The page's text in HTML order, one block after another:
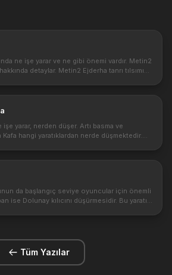
ne işe yarar ve ne gibi önemi vardır. Metin2
detaylar. Metin2 Ejderha tanrı tılsımı
yarar, nerden düşer. Artı basma ve
hangi yaratıklardan nerde düşmektedir.
da başlangıç seviye oyuncular için önemli
ise Dolunay kılıcını düşürmesidir. Bu yaratık
Tüm Yazılar